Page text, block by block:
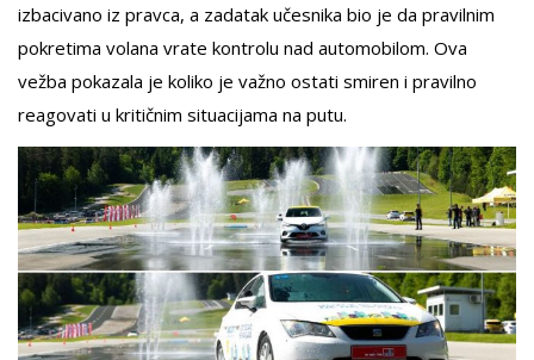
izbacivano iz pravca, a zadatak učesnika bio je da pravilnim
pokretima volana vrate kontrolu nad automobilom. Ova
vežba pokazala je koliko je važno ostati smiren i pravilno
reagovati u kritičnim situacijama na putu.